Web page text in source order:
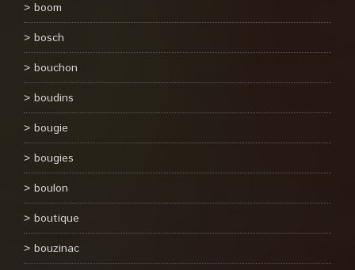
boom
bosch
bouchon
boudins
bougie
bougies
boulon
boutique
bouzinac